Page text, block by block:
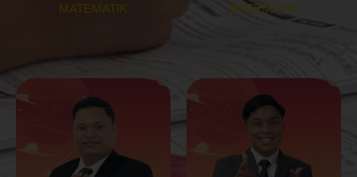
MATEMATIK MATEMATIK